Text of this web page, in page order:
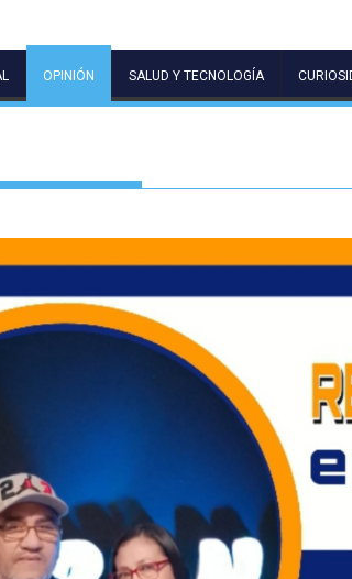
OPINIÓN SALUD Y TECNOLOGÍA